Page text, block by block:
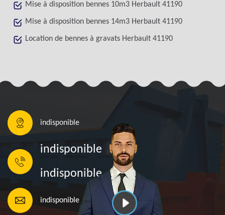
Mise à disposition bennes 10m3 Herbault 41190
Mise à disposition bennes 14m3 Herbault 41190
Location de bennes à gravats Herbault 41190
indisponible
indisponible
indisponible
indisponible